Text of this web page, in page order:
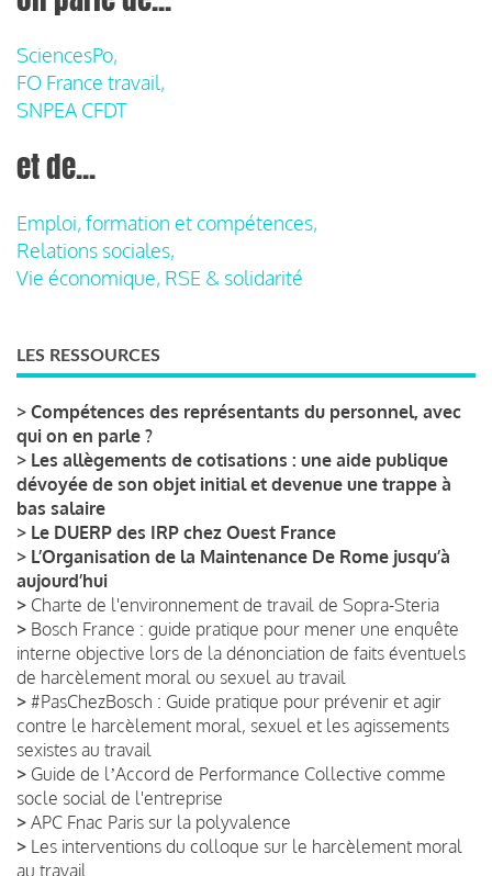
SciencesPo,
FO France travail,
SNPEA CFDT
et de...
Emploi, formation et compétences,
Relations sociales,
Vie économique, RSE & solidarité
LES RESSOURCES
> Compétences des représentants du personnel, avec
qui on en parle ?
> Les allègements de cotisations : une aide publique
dévoyée de son objet initial et devenue une trappe à
bas salaire
> Le DUERP des IRP chez Ouest France
> L’Organisation de la Maintenance De Rome jusqu’à
aujourd’hui
> Charte de l'environnement de travail de Sopra-Steria
> Bosch France : guide pratique pour mener une enquête
interne objective lors de la dénonciation de faits éventuels
de harcèlement moral ou sexuel au travail
> #PasChezBosch : Guide pratique pour prévenir et agir
contre le harcèlement moral, sexuel et les agissements
sexistes au travail
> Guide de lʼAccord de Performance Collective comme
socle social de l'entreprise
> APC Fnac Paris sur la polyvalence
> Les interventions du colloque sur le harcèlement moral
au travail